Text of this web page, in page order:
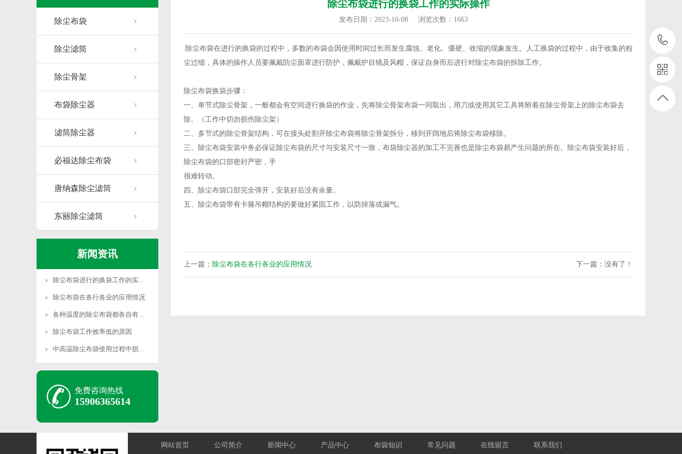
除尘布袋
除尘滤筒
除尘骨架
布袋除尘器
滤筒除尘器
必福达除尘布袋
唐纳森除尘滤筒
东丽除尘滤筒
新闻资讯
除尘布袋进行的换袋工作的实际操作
除尘布袋在各行各业的应用情况
各种温度的除尘布袋都各自有哪些？
除尘布袋工作效率低的原因
中高温除尘布袋使用过程中损坏原因
免费咨询热线
15906365614
除尘布袋进行的换袋工作的实际操作
发布日期：2023-10-08 浏览次数： 1663
除尘布袋在进行的换袋的过程中，多数的布袋会因使用时间过长而发生腐蚀、老化、僵硬、收缩的现象发生。人工换袋的过程中，由于收集的粉
尘过细，具体的操作人员要佩戴防尘面罩进行防护，佩戴护目镜及风帽，保证自身而后进行对除尘布袋的拆除工作。
除尘布袋换袋步骤：
一、单节式除尘骨架，一般都会有空间进行换袋的作业，先将除尘骨架布袋一同取出，用刀或使用其它工具将附着在除尘骨架上的除尘布袋去
除。（工作中切勿损伤除尘架）
二、多节式的除尘骨架结构，可在接头处割开除尘布袋将除尘骨架拆分，移到开阔地后将除尘布袋移除。
三、除尘布袋安装中务必保证除尘布袋的尺寸与安装尺寸一致，布袋除尘器的加工不完善也是除尘布袋易产生问题的所在。除尘布袋安装好后，
除尘布袋的口部密封严密，手
很难转动。
四、除尘布袋口部完全弹开，安装好后没有余量。
五、除尘布袋带有卡箍吊帽结构的要做好紧固工作，以防掉落或漏气。
上一篇： 除尘布袋在各行各业的应用情况 下一篇：没有了！
网站首页 公司简介 新闻中心 产品中心 布袋知识 常见问题 在线留言 联系我们